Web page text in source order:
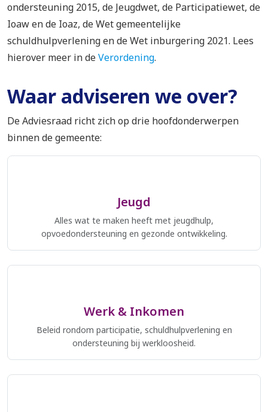
ondersteuning 2015, de Jeugdwet, de Participatiewet, de
Ioaw en de Ioaz, de Wet gemeentelijke
schuldhulpverlening en de Wet inburgering 2021. Lees
hierover meer in deVerordening.
Waar adviseren we over?
De Adviesraad richt zich op drie hoofdonderwerpen
binnen de gemeente:
Jeugd
Alles wat te maken heeft met jeugdhulp,
opvoedondersteuning en gezonde ontwikkeling.
Werk & Inkomen
Beleid rondom participatie, schuldhulpverlening en
ondersteuning bij werkloosheid.